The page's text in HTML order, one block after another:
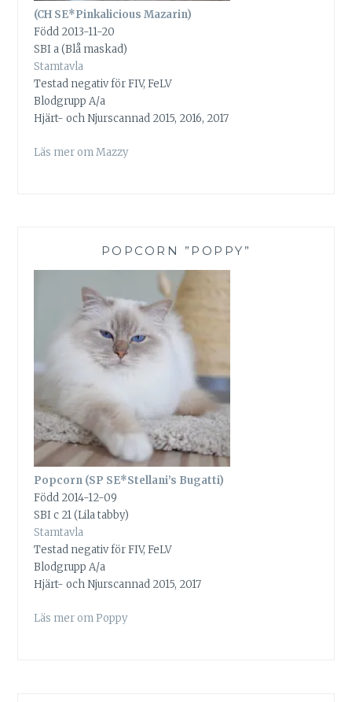
(CH SE*Pinkalicious Mazarin)
Född 2013-11-20
SBI a (Blå maskad)
Stamtavla
Testad negativ för FIV, FeLV
Blodgrupp A/a
Hjärt- och Njurscannad 2015, 2016, 2017
Läs mer om Mazzy
POPCORN ”POPPY”
Popcorn (SP SE*Stellani’s Bugatti)
Född 2014-12-09
SBI c 21 (Lila tabby)
Stamtavla
Testad negativ för FIV, FeLV
Blodgrupp A/a
Hjärt- och Njurscannad 2015, 2017
Läs mer om Poppy